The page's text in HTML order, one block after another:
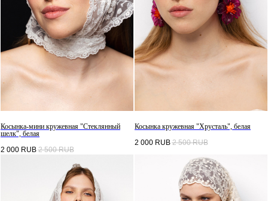
Косынка-мини кружевная "Стеклянный
шелк", белая
2 000 RUB 2 500 RUB
Косынка кружевная "Хрусталь", белая
2 000 RUB 2 500 RUB